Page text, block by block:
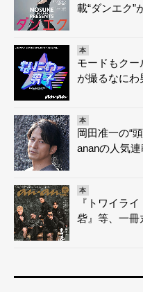
載“ダンエク”
本
モードもクー
が撮るなにわ
本
岡田准一の“
ananの人気
本
『トワイラ
砦』等、一冊